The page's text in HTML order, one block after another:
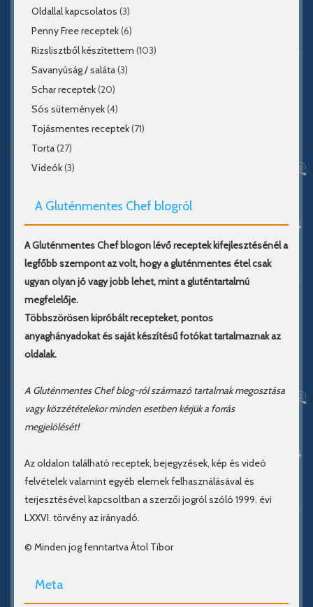
Oldallal kapcsolatos (3)
Penny Free receptek(6)
Rizslisztből készítettem (103)
Savanyúság / saláta(3)
Schar receptek(20)
Sós sütemények(4)
Tojásmentes receptek(71)
Torta(27)
Videók(3)
A Gluténmentes Chef blogról
A Gluténmentes Chef blogon lévő receptek kifejlesztésénél a
legfőbb szempont az volt, hogy a gluténmentes étel csak
ugyan olyan jó vagy jobb lehet, mint a gluténtartalmú
megfelelője.
Többszörösen kipróbált recepteket, pontos
anyaghányadokat és saját készítésű fotókat tartalmaznak az
oldalak.
A Gluténmentes Chef blog-ról származó tartalmak megosztása
vagy közzétételekor minden esetben kérjük a forrás
megjelölését!
Az oldalon található receptek, bejegyzések, kép és videó
felvételek valamint egyéb elemek felhasználásával és
terjesztésével kapcsoltban a szerzői jogról szóló 1999. évi
LXXVI. törvény az irányadó.
© Minden jog fenntartva Átol Tibor
Meta